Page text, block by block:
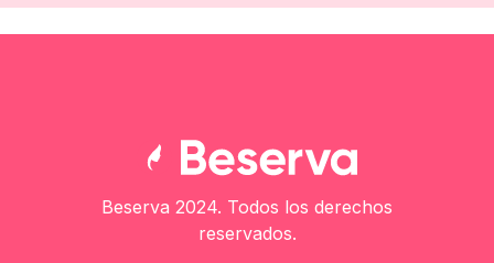
Beserva 2024. Todos los derechos
reservados.